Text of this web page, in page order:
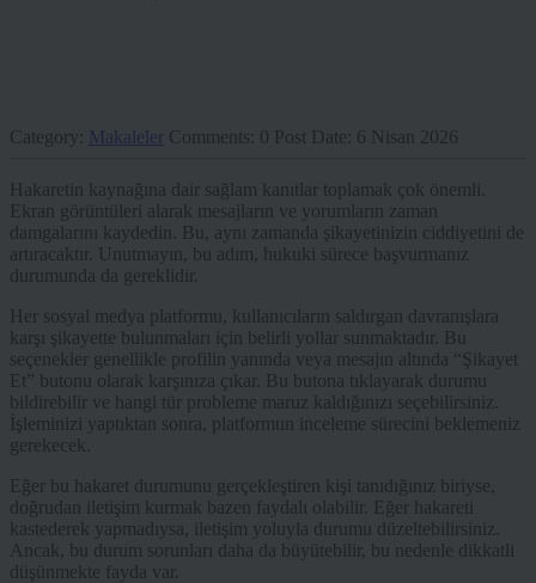
Category: Makaleler Comments: 0 Post Date: 6 Nisan 2026
Hakaretin kaynağına dair sağlam kanıtlar toplamak çok önemli.
Ekran görüntüleri alarak mesajların ve yorumların zaman
damgalarını kaydedin. Bu, aynı zamanda şikayetinizin ciddiyetini de
artıracaktır. Unutmayın, bu adım, hukuki sürece başvurmanız
durumunda da gereklidir.
Her sosyal medya platformu, kullanıcıların saldırgan davranışlara
karşı şikayette bulunmaları için belirli yollar sunmaktadır. Bu
seçenekler genellikle profilin yanında veya mesajın altında “Şikayet
Et” butonu olarak karşınıza çıkar. Bu butona tıklayarak durumu
bildirebilir ve hangi tür probleme maruz kaldığınızı seçebilirsiniz.
İşleminizi yaptıktan sonra, platformun inceleme sürecini beklemeniz
gerekecek.
Eğer bu hakaret durumunu gerçekleştiren kişi tanıdığınız biriyse,
doğrudan iletişim kurmak bazen faydalı olabilir. Eğer hakareti
kastederek yapmadıysa, iletişim yoluyla durumu düzeltebilirsiniz.
Ancak, bu durum sorunları daha da büyütebilir, bu nedenle dikkatli
düşünmekte fayda var.